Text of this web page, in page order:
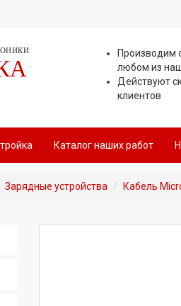
Производим
любом из
Действуют
клиентов
Каталог наших работ
Зарядные устройства Кабель